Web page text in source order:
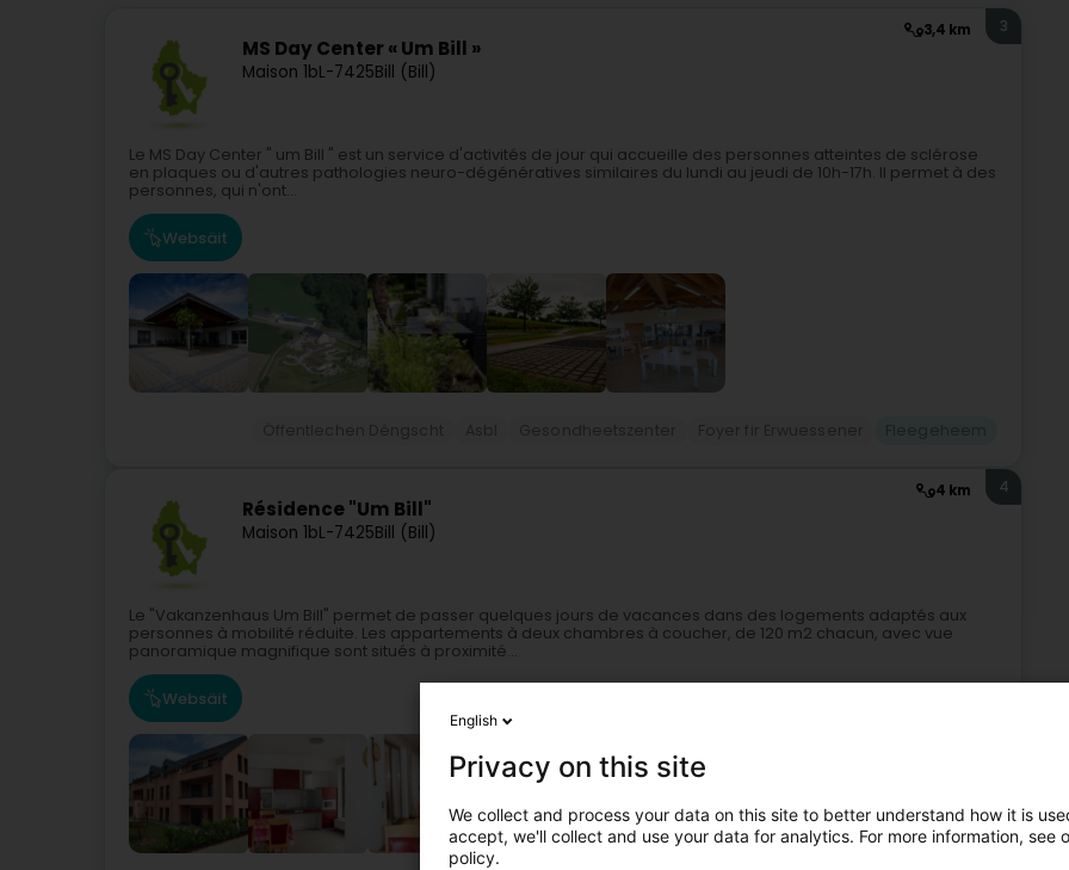
3,4 km
MS Day Center « Um Bill »
Maison 1bL-7425Bill (Bill)
3
Le MS Day Center " um Bill " est un service d'activités de jour qui accueille des personnes atteintes de sclérose
en plaques ou d'autres pathologies neuro-dégénératives similaires du lundi au jeudi de 10h-17h. Il permet à des
personnes, qui n'ont...
Websäit
4 km
Résidence "Um Bill"
Maison 1bL-7425Bill (Bill)
4
Le "Vakanzenhaus Um Bill" permet de passer quelques jours de vacances dans des logements adaptés aux
personnes à mobilité réduite. Les appartements à deux chambres à coucher, de 120 m2 chacun, avec vue
panoramique magnifique sont situés à proximité...
Websäit
English
Privacy on this site
We collect and process your data on this site to better understand how it is
accept, we'll collect and use your data for analytics. For more information, see
policy.